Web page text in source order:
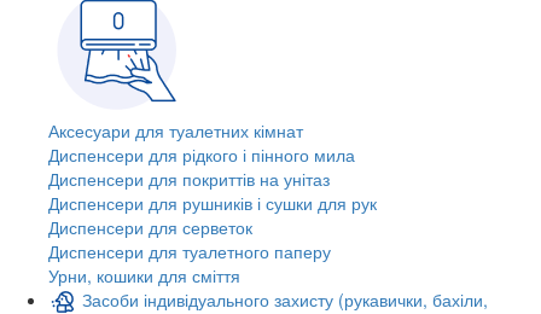
Аксесуари для туалетних кімнат
Диспенсери для рідкого і пінного мила
Диспенсери для покриттів на унітаз
Диспенсери для рушників і сушки для рук
Диспенсери для серветок
Диспенсери для туалетного паперу
Урни, кошики для сміття
Засоби індивідуального захисту (рукавички, бахіли,